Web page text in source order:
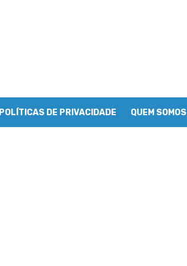
POLÍTICAS DE PRIVACIDADE QUEM SOMOS